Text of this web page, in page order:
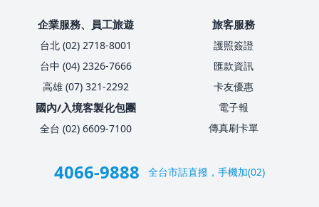
企業服務、員工旅遊
台北 (02) 2718-8001
台中 (04) 2326-7666
高雄 (07) 321-2292
國內/入境客製化包團
全台 (02) 6609-7100
旅客服務
護照簽證
匯款資訊
卡友優惠
電子報
傳真刷卡單
4066-9888 全台市話直撥，手機加(02)